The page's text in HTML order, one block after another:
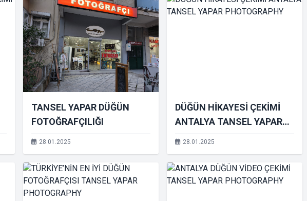
TANSEL YAPAR DÜĞÜN
FOTOĞRAFÇILIĞI
28.01.2025
DÜĞÜN HİKAYESİ ÇEKİMİ
ANTALYA TANSEL YAPAR
PHOTOGRAPHY
28.01.2025